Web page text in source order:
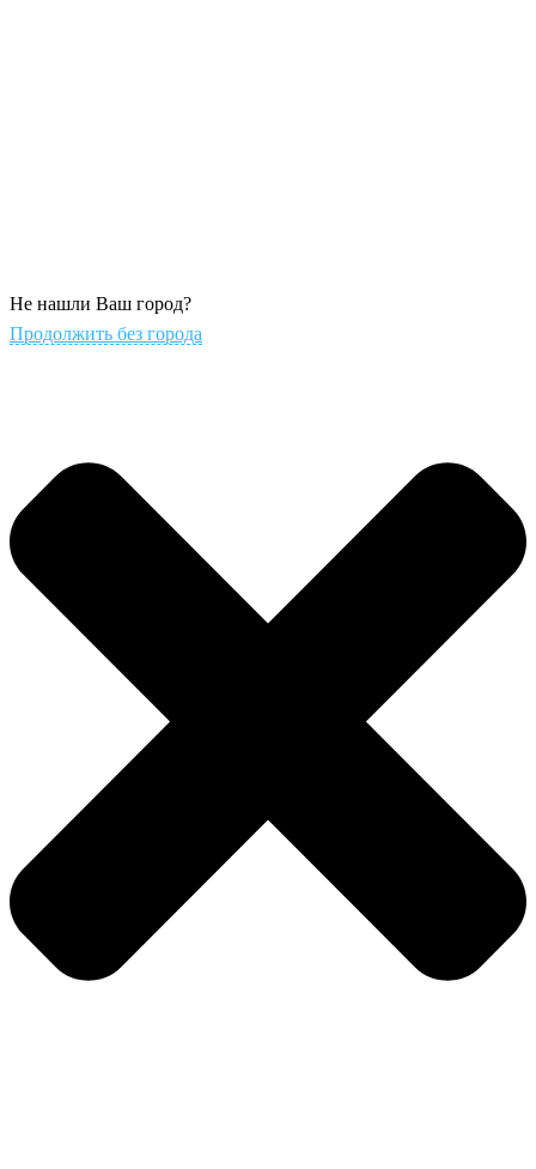
Не нашли Ваш город?
Продолжить без города